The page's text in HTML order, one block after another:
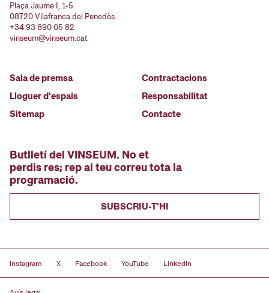
Plaça Jaume I, 1-5
08720 Vilafranca del Penedès
+34 93 890 05 82
vinseum@vinseum.cat
Sala de premsa
Lloguer d'espais
Sitemap
Contractacions
Responsabilitat
Contacte
Butlletí del VINSEUM. No et
perdis res; rep al teu correu tota la
programació.
SUBSCRIU-T'HI
Instagram X Facebook YouTube LinkedIn